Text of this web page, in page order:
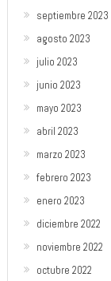
septiembre 2023
agosto 2023
julio 2023
junio 2023
mayo 2023
abril 2023
marzo 2023
febrero 2023
enero 2023
diciembre 2022
noviembre 2022
octubre 2022